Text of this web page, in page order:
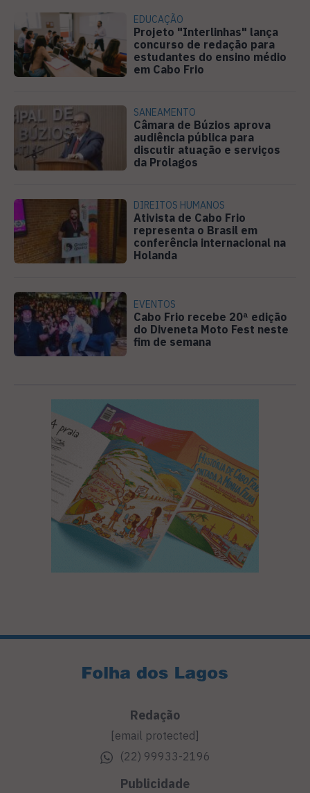
EDUCAÇÃO
Projeto "Interlinhas" lança
concurso de redação para
estudantes do ensino médio
em Cabo Frio
SANEAMENTO
Câmara de Búzios aprova
audiência pública para
discutir atuação e serviços
da Prolagos
DIREITOS HUMANOS
Ativista de Cabo Frio
representa o Brasil em
conferência internacional na
Holanda
EVENTOS
Cabo Frio recebe 20ª edição
do Diveneta Moto Fest neste
fim de semana
Redação
[email protected]
(22) 99933-2196
Publicidade